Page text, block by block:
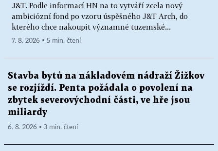
J&T. Podle informací HN na to vytváří zcela nový
ambiciózní fond po vzoru úspěšného J&T Arch, do
kterého chce nakoupit významné tuzemské...
7. 8. 2026 ▪ 5 min. čtení
Stavba bytů na nákladovém nádraží Žižkov
se rozjíždí. Penta požádala o povolení na
zbytek severovýchodní části, ve hře jsou
miliardy
6. 8. 2026 ▪ 3 min. čtení